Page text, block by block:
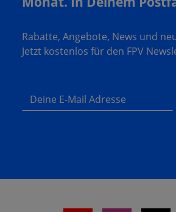
Rabatte, Angebote, News und
Jetzt kostenlos für den FPV
Deine E-Mail Adresse